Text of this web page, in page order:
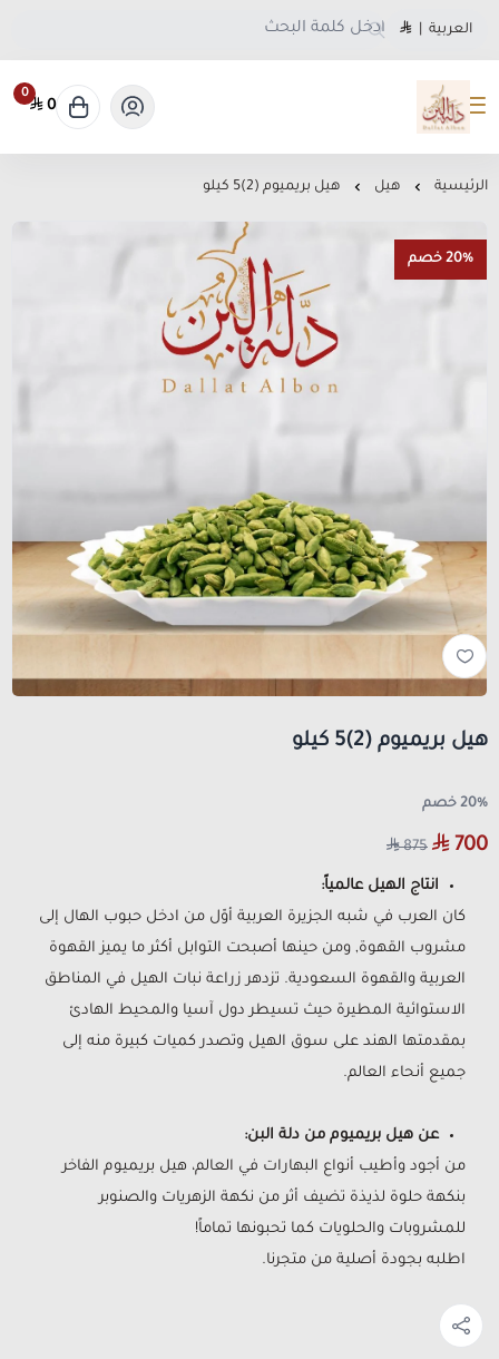
العربية
متجر دلة البن
0
0
الرئيسية هيل هيل بريميوم (2)5 كيلو
20% خصم
هيل بريميوم (2)5 كيلو
20% خصم
700
875
انتاج الهيل عالمياً:
كان العرب في شبه الجزيرة العربية أوّل من ادخل حبوب الهال إلى
مشروب القهوة, ومن حينها أصبحت التوابل أكثر ما يميز القهوة
العربية والقهوة السعودية. تزدهر زراعة نبات الهيل في المناطق
الاستوائية المطيرة حيث تسيطر دول آسيا والمحيط الهادئ
بمقدمتها الهند على سوق الهيل وتصدر كميات كبيرة منه إلى
جميع أنحاء العالم.
عن هيل بريميوم من دلة البن:
من أجود وأطيب أنواع البهارات في العالم، هيل بريميوم الفاخر
بنكهة حلوة لذيذة تضيف أثر من نكهة الزهريات والصنوبر
للمشروبات والحلويات كما تحبونها تماماً!
اطلبه بجودة أصلية من متجرنا.